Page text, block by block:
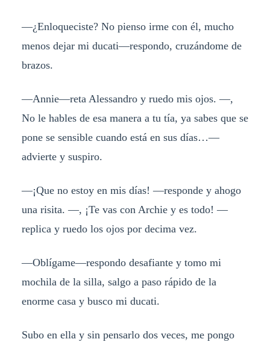
—¿Enloqueciste? No pienso irme con él, mucho
menos dejar mi ducati—respondo, cruzándome de
brazos.
—Annie—reta Alessandro y ruedo mis ojos. —,
No le hables de esa manera a tu tía, ya sabes que se
pone se sensible cuando está en sus días…—
advierte y suspiro.
—¡Que no estoy en mis días! —responde y ahogo
una risita. —, ¡Te vas con Archie y es todo! —
replica y ruedo los ojos por decima vez.
—Oblígame—respondo desafiante y tomo mi
mochila de la silla, salgo a paso rápido de la
enorme casa y busco mi ducati.
Subo en ella y sin pensarlo dos veces, me pongo